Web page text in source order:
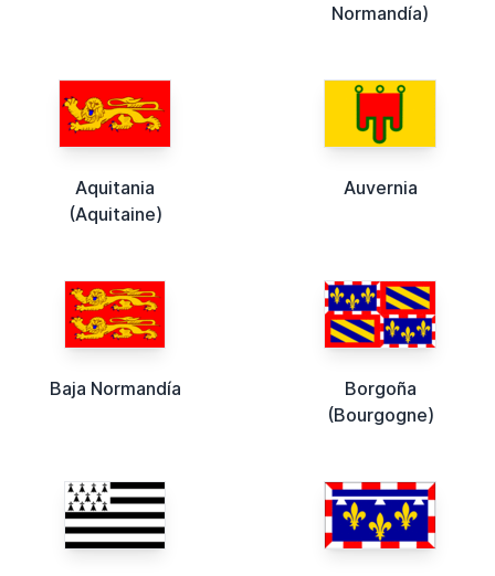
Normandía)
Aquitania
(Aquitaine)
Auvernia
Baja Normandía
Borgoña
(Bourgogne)